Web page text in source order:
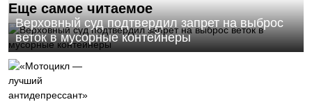
Еще самое читаемое
Верховный суд подтвердил запрет на выброс
веток в мусорные контейнеры